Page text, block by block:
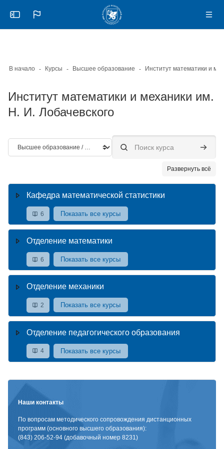
Перейти к основному содержанию
Откройте боковую панель
В начало Курсы Высшее образование
Институт математики и механики им.
Н. И. Лобачевского
Категории курсов Поиск курса Поиск
Развернуть всё
Кафедра математической статистики
6 Показать все курсы
Отделение математики
6 Показать все курсы
Отделение механики
2 Показать все курсы
Отделение педагогического образования
4 Показать все курсы
Наши контакты
По вопросам методического сопровождения дистанционных
программ (основного высшего образования):
(843) 206-52-94 (добавочный номер 8231)